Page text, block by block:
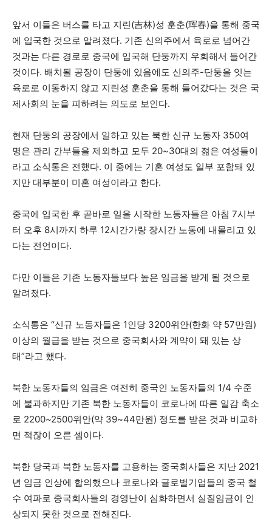
앞서 이들은 버스를 타고 지린(吉林)성 훈춘(珲春)을 통해 중국
에 입국한 것으로 알려졌다. 기존 신의주에서 육로로 넘어간
것과는 다른 경로로 중국에 입국해 단둥까지 우회해서 들어간
것이다. 배치될 공장이 단둥에 있음에도 신의주-단둥을 잇는
육로로 이동하지 않고 지린성 훈춘을 통해 들어갔다는 것은 국
제사회의 눈을 피하려는 의도로 보인다.
현재 단둥의 공장에서 일하고 있는 북한 신규 노동자 350여
명은 관리 간부들을 제외하고 모두 20~30대의 젊은 여성들이
라고 소식통은 전했다. 이 중에는 기혼 여성도 일부 포함돼 있
지만 대부분이 미혼 여성이라고 한다.
중국에 입국한 후 곧바로 일을 시작한 노동자들은 아침 7시부
터 오후 8시까지 하루 12시간가량 장시간 노동에 내몰리고 있
다는 전언이다.
다만 이들은 기존 노동자들보다 높은 임금을 받게 될 것으로
알려졌다.
소식통은 “신규 노동자들은 1인당 3200위안(한화 약 57만원)
이상의 월급을 받는 것으로 중국회사와 계약이 돼 있는 상
태”라고 했다.
북한 노동자들의 임금은 여전히 중국인 노동자들의 1/4 수준
에 불과하지만 기존 북한 노동자들이 코로나에 따른 일감 축소
로 2200~2500위안(약 39~44만원) 정도를 받은 것과 비교하
면 적잖이 오른 셈이다.
북한 당국과 북한 노동자를 고용하는 중국회사들은 지난 2021
년 임금 인상에 합의했으나 코로나와 글로벌기업들의 중국 철
수 여파로 중국회사들의 경영난이 심화하면서 실질임금이 인
상되지 못한 것으로 전해진다.